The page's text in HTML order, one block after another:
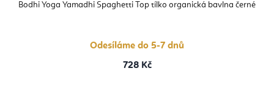
Bodhi Yoga Yamadhi Spaghetti Top tílko organická bavlna černé
Odesíláme do 5-7 dnů
728 Kč